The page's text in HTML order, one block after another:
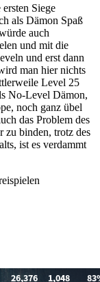
Siege
als Dämon Spaß
auch
und mit die
und erst dann
man hier nichts
Level 25
No-Level Dämon,
noch ganz übel
das Problem des
zu binden, trotz des
ist es verdammt